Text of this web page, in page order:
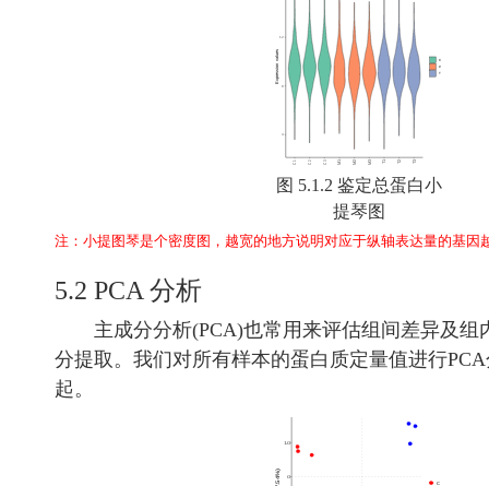
图 5.1.2 鉴定总蛋白小
提琴图
注：小提图琴是个密度图，越宽的地方说明对应于纵轴表达量的基因
5.2 PCA 分析
主成分分析(PCA)也常用来评估组间差异及组
分提取。我们对所有样本的蛋白质定量值进行
起。